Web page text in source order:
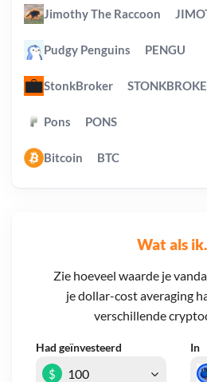
Wat als
Zie hoeveel waarde je
je dollar-cost averaging
verschillende
Had geïnvesteerd In
$
Jimothy The Raccoon
Pudgy Penguins PENGU
StonkBroker
Pons PONS
Bitcoin BTC